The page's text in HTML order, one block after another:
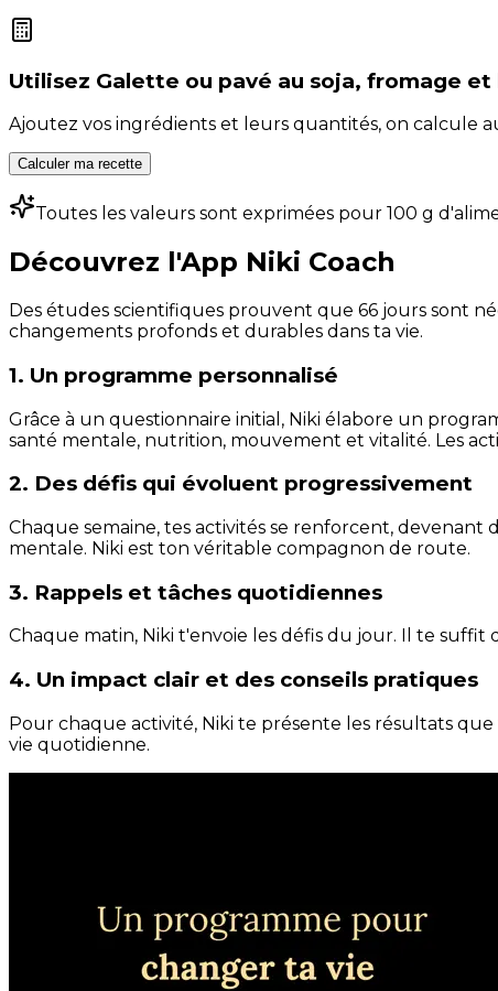
Utilisez Galette ou pavé au soja, fromage
Ajoutez vos ingrédients et leurs quantités, on calcule
Calculer ma recette
Toutes les valeurs sont exprimées pour 100 g
Découvrez l'App Niki Coach
Des études scientifiques prouvent que 66 jours sont
changements profonds et durables dans ta vie.
1. Un programme personnalisé
Grâce à un questionnaire initial, Niki élabore un
santé mentale, nutrition, mouvement et vitalité. Les
2. Des défis qui évoluent progressivement
Chaque semaine, tes activités se renforcent,
mentale. Niki est ton véritable compagnon de route.
3. Rappels et tâches quotidiennes
Chaque matin, Niki t'envoie les défis du jour. Il te
4. Un impact clair et des conseils pratiques
Pour chaque activité, Niki te présente les résultats
vie quotidienne.